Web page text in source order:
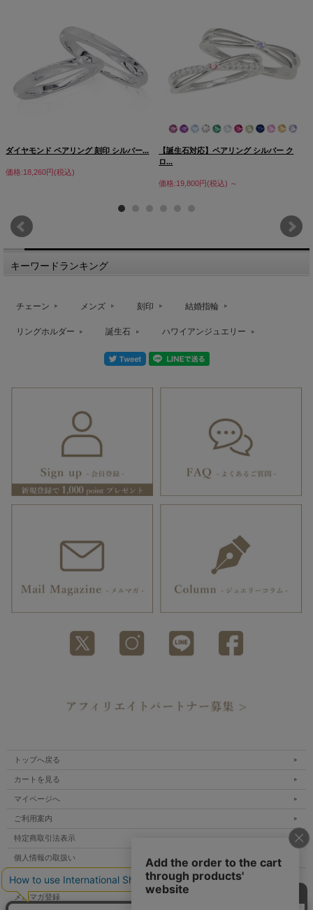
ダイヤモンド ペアリング 刻印 シルバー...
価格:18,260円(税込)
【誕生石対応】ペアリング シルバー ク
ロ...
価格:19,800円(税込) ～
キーワードランキング
チェーン メンズ 刻印 結婚指輪
リングホルダー 誕生石 ハワイアンジュエリー
トップへ戻る
カートを見る
マイページへ
ご利用案内
特定商取引法表示
個人情報の取扱い
サイトマップ
メルマガ登録